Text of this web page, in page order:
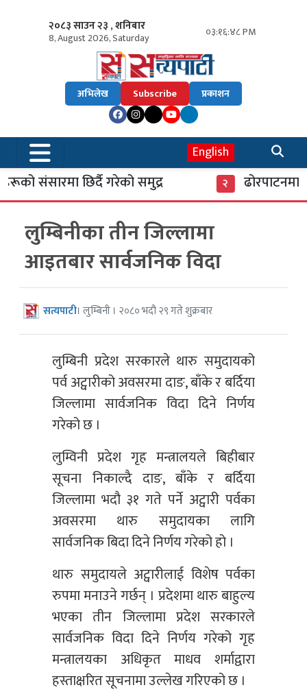
२०८३ साउन २३ , शनिबार
8, August 2026, Saturday ०३:१६:४९ PM
अभिलेख Subscribe प्रकाशन
English
संसारमा छिर्दै गरेको समुद्र ढोरपाटनमा
लुम्बिनीका तीन जिल्लामा
आइतबार सार्वजनिक विदा
सत्यपाटी। लुम्बिनी । २०८० भदौ २९ गते शुक्रबार
लुम्बिनी प्रदेश सरकारले थारु समुदायको
पर्व अट्वारीको अवसरमा दाङ, बाँके र बर्दिया
जिल्लामा सार्वजनिक विदा दिने निर्णय
गरेको छ ।
लुम्विनी प्रदेश गृह मन्त्रालयले बिहीबार
सूचना निकाल्दै दाङ, बाँके र बर्दिया
जिल्लामा भदौ ३१ गते पर्ने अट्वारी पर्वका
अवसरमा थारु समुदायका लागि
सार्वजनिक बिदा दिने निर्णय गरेको हो ।
थारु समुदायले अट्वारीलाई विशेष पर्वका
रुपमा मनाउने गर्छन् । प्रदेशमा थारु बाहुल्य
भएका तीन जिल्लामा प्रदेश सरकारले
सार्वजनिक विदा दिने निर्णय गरेको गृह
मन्त्रालयका अधिकृत माधव शर्माद्वारा
हस्ताक्षरित सूचनामा उल्लेख गरिएको छ ।